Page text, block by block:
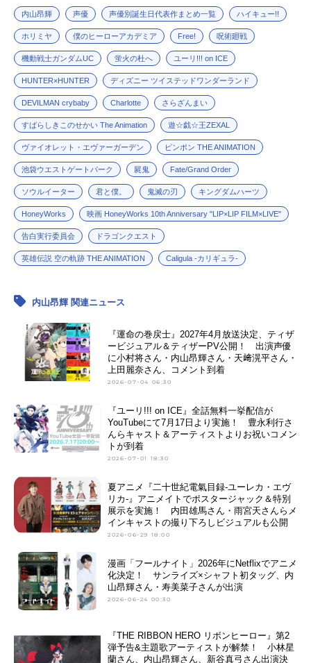
内山昂輝 声優 声優別誕生日代表作まとめ一覧 ハイキュー!!
ホリミヤ 僕のヒーローアカデミア Free! 呪術廻戦
機動戦士ガンダムUC 蛍火の杜へ ユーリ!!! on ICE
HUNTER×HUNTER ディズニー ツイステッドワンダーランド
DEVILMAN crybaby Charlotte さらざんまい
すばらしきこのせかい The Animation 遊☆戯☆王ZEXAL
ヴァイオレット・エヴァーガーデン ピンポン THE ANIMATION
池袋ウエストゲートパーク 屍鬼 Fate/Grand Order
ソウルイーター 君と僕。 鬼滅の刃 キングダムハーツ
HoneyWorks 映画 HoneyWorks 10th Anniversary "LIP×LIP FILM×LIVE"
告白実行委員会 ドラゴンクエスト
英雄伝説 空の軌跡 THE ANIMATION Caligula -カリギュラ-
内山昂輝 関連ニュース
『運命の巻戻士』2027年4月放送決定、ティザ
ービジュアル＆ティザーPV公開！ 出演声優
に小村将さん・内山昂輝さん・天﨑滉平さん・
上田麗奈さん、コメント到着
2026-07-04 06:30
『ユーリ!!! on ICE』全話無料一挙配信が
YouTubeにて7月17日より実施！ 豊永利行さ
んらキャスト＆アーティストよりお祝いコメン
トが到着
2026-07-01 18:30
夏アニメ『二十世紀電氣目録-ユーレカ・エヴ
リカ-』アニメイトでポスタージャック＆特別
展示を実施！ 内田雄馬さん・雨宮天さんらメ
インキャストの撮り下ろしビジュアルも公開
2026-06-29 18:00
漫画「フールナイト」2026年にNetflixでアニメ
化決定！ サンライズ×シャフト初タッグ、内
山昂輝さん・寿美菜子さんが出演
2026-06-24 00:30
『THE RIBBON HERO リボンヒーロー』第2
弾予告&主題歌アーティストが解禁！ 小林星
蘭さん、内山昂輝さん、新谷真弓さん出演決